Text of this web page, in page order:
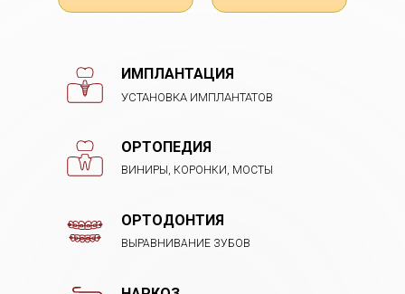
ОРТОДОНТИЯ
ВЫРАВНИВАНИЕ ЗУБОВ
ВИНИРЫ, КОРОНКИ, МОСТЫ
ОРТОПЕДИЯ
УСТАНОВКА ИМПЛАНТАТОВ
ИМПЛАНТАЦИЯ